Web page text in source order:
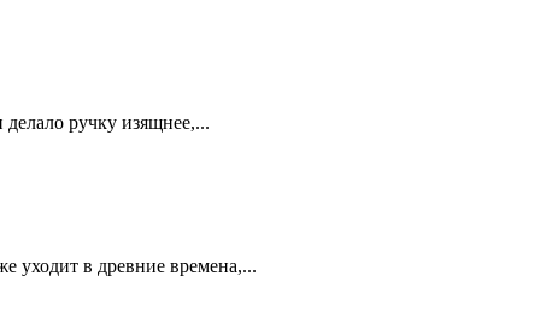
ручку изящнее,...
уходит в древние времена,...